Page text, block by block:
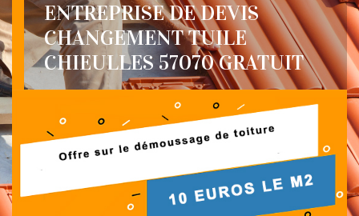
ENTREPRISE DE DEVIS
CHANGEMENT TUILE
CHIEULLES 57070 GRATUIT